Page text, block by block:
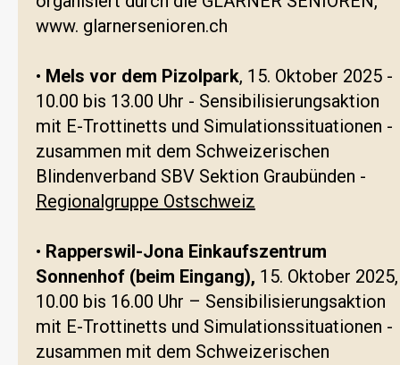
www. glarnersenioren.ch
• Mels vor dem Pizolpark, 15. Oktober 2025 -
10.00 bis 13.00 Uhr - Sensibilisierungsaktion
mit E-Trottinetts und Simulationssituationen -
zusammen mit dem Schweizerischen
Blindenverband SBV Sektion Graubünden -
Regionalgruppe Ostschweiz
• Rapperswil-Jona Einkaufszentrum
Sonnenhof (beim Eingang), 15. Oktober 2025,
10.00 bis 16.00 Uhr – Sensibilisierungsaktion
mit E-Trottinetts und Simulationssituationen -
zusammen mit dem Schweizerischen